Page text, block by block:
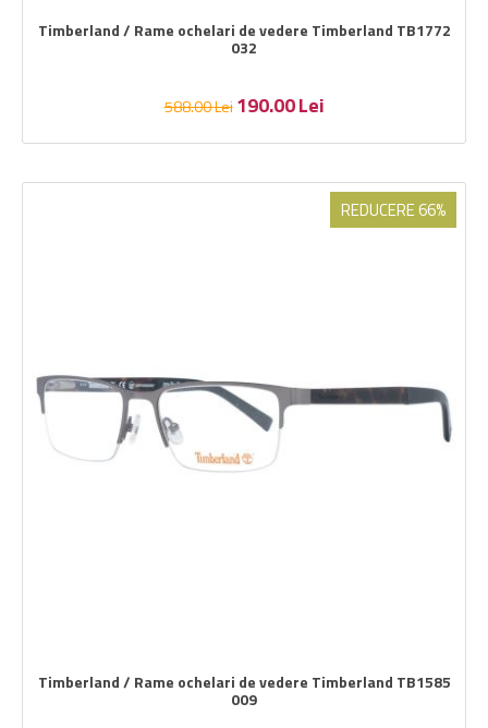
Timberland / Rame ochelari de vedere Timberland TB1772
032
588.00Lei 190.00Lei
REDUCERE 66%
Timberland / Rame ochelari de vedere Timberland TB1585
009